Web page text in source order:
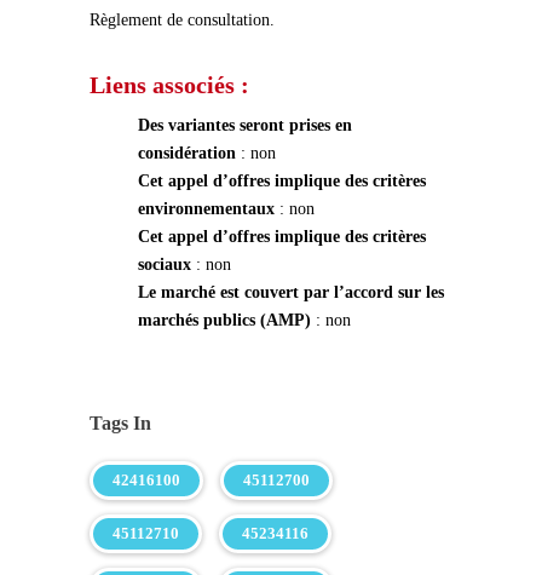
Règlement de consultation.
Liens associés :
Des variantes seront prises en
considération : non
Cet appel d’offres implique des critères
environnementaux : non
Cet appel d’offres implique des critères
sociaux : non
Le marché est couvert par l’accord sur les
marchés publics (AMP) : non
Tags In
42416100 45112700
45112710 45234116